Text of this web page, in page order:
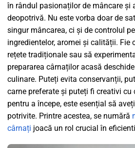
în rândul pasionaților de mâncare și
deopotrivă. Nu este vorba doar de
singur mâncarea, ci și de controlul
ingredientelor, aromei și calității. Fie
rețete tradiționale sau să
prepararea cârnaților acasă
culinare. Puteți evita conservanții,
carne preferate și puteți fi creativi cu
pentru a începe, este esențial să
potrivite. Printre acestea, se numără
cârnați joacă un rol crucial în